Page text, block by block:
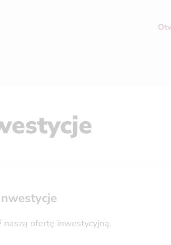
naszą ofertę inwestycyjną.